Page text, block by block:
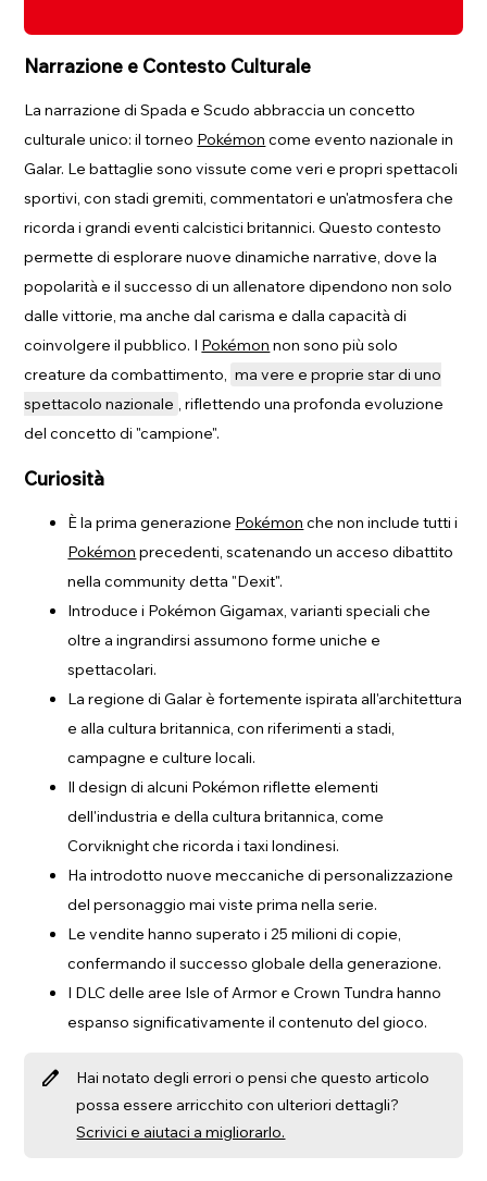
Narrazione e Contesto Culturale
La narrazione di Spada e Scudo abbraccia un concetto
culturale unico: il torneo Pokémon come evento nazionale in
Galar. Le battaglie sono vissute come veri e propri spettacoli
sportivi, con stadi gremiti, commentatori e un'atmosfera che
ricorda i grandi eventi calcistici britannici. Questo contesto
permette di esplorare nuove dinamiche narrative, dove la
popolarità e il successo di un allenatore dipendono non solo
dalle vittorie, ma anche dal carisma e dalla capacità di
coinvolgere il pubblico. I Pokémon non sono più solo
creature da combattimento, ma vere e proprie star di uno
spettacolo nazionale , riflettendo una profonda evoluzione
del concetto di "campione".
Curiosità
È la prima generazione Pokémon che non include tutti i
Pokémon precedenti, scatenando un acceso dibattito
nella community detta "Dexit".
Introduce i Pokémon Gigamax, varianti speciali che
oltre a ingrandirsi assumono forme uniche e
spettacolari.
La regione di Galar è fortemente ispirata all'architettura
e alla cultura britannica, con riferimenti a stadi,
campagne e culture locali.
Il design di alcuni Pokémon riflette elementi
dell'industria e della cultura britannica, come
Corviknight che ricorda i taxi londinesi.
Ha introdotto nuove meccaniche di personalizzazione
del personaggio mai viste prima nella serie.
Le vendite hanno superato i 25 milioni di copie,
confermando il successo globale della generazione.
I DLC delle aree Isle of Armor e Crown Tundra hanno
espanso significativamente il contenuto del gioco.
edit
Hai notato degli errori o pensi che questo articolo
possa essere arricchito con ulteriori dettagli?
Scrivici e aiutaci a migliorarlo.